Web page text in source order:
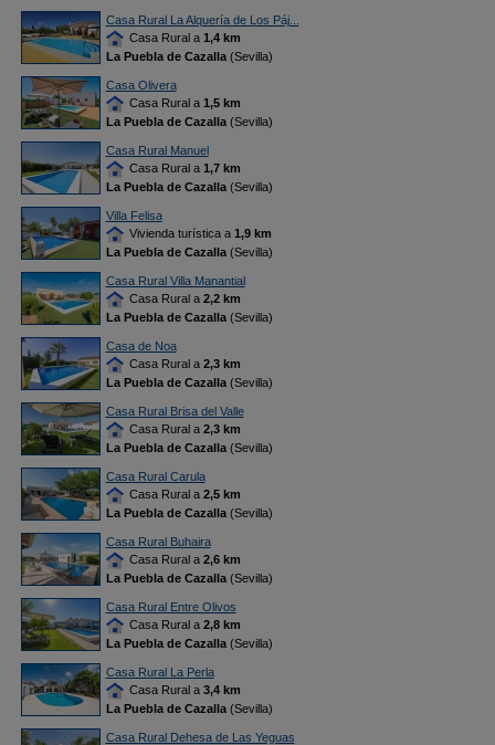
Casa Rural La Alquería de Los Páj...
Casa Rural a 1,4 km
La Puebla de Cazalla(Sevilla)
Casa Olivera
Casa Rural a 1,5 km
La Puebla de Cazalla(Sevilla)
Casa Rural Manuel
Casa Rural a 1,7 km
La Puebla de Cazalla(Sevilla)
Villa Felisa
Vivienda turística a 1,9 km
La Puebla de Cazalla(Sevilla)
Casa Rural Villa Manantial
Casa Rural a 2,2 km
La Puebla de Cazalla(Sevilla)
Casa de Noa
Casa Rural a 2,3 km
La Puebla de Cazalla(Sevilla)
Casa Rural Brisa del Valle
Casa Rural a 2,3 km
La Puebla de Cazalla(Sevilla)
Casa Rural Carula
Casa Rural a 2,5 km
La Puebla de Cazalla(Sevilla)
Casa Rural Buhaira
Casa Rural a 2,6 km
La Puebla de Cazalla(Sevilla)
Casa Rural Entre Olivos
Casa Rural a 2,8 km
La Puebla de Cazalla(Sevilla)
Casa Rural La Perla
Casa Rural a 3,4 km
La Puebla de Cazalla(Sevilla)
Casa Rural Dehesa de Las Yeguas